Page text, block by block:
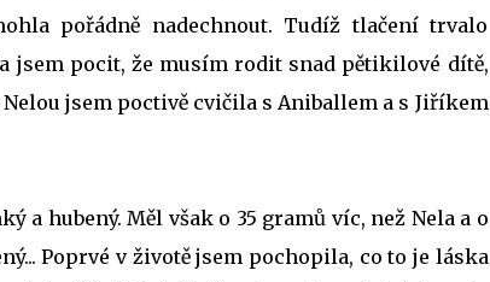
pořádně nadechnout. Tudíž tlačení trvalo
jsem pocit, že musím rodit snad pětikilové dítě,
jsem poctivě cvičila s Aniballem a s Jiříkem
a hubený. Měl však o 35 gramů víc, než Nela a o
Poprvé v životě jsem pochopila, co to je láska